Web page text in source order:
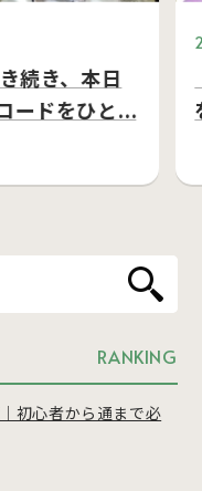
ードをひと…
RANKING
初心者から通まで必